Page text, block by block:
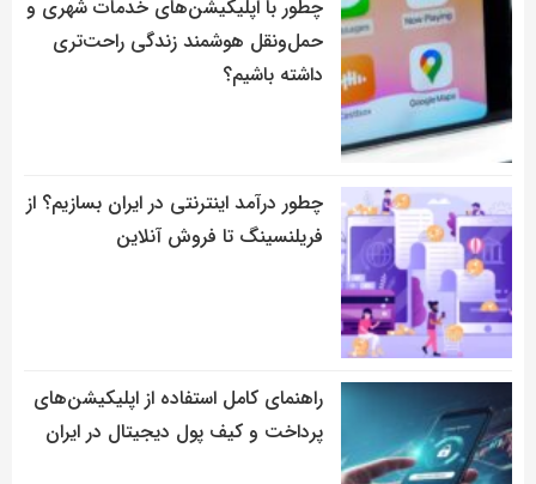
چطور با اپلیکیشن‌های خدمات شهری و
حمل‌ونقل هوشمند زندگی راحت‌تری
داشته باشیم؟
چطور درآمد اینترنتی در ایران بسازیم؟ از
فریلنسینگ تا فروش آنلاین
راهنمای کامل استفاده از اپلیکیشن‌های
پرداخت و کیف پول دیجیتال در ایران